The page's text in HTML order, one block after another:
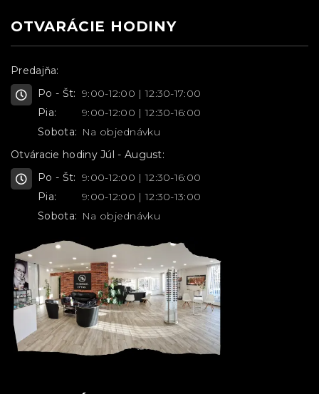
OTVARÁCIE HODINY
Predajňa:
Po - Št: 9:00-12:00 | 12:30-17:00
Pia:
9:00-12:00 | 12:30-16:00
Sobota: Na objednávku
Otváracie hodiny Júl - August:
Po - Št: 9:00-12:00 | 12:30-16:00
Pia:
9:00-12:00 | 12:30-13:00
Sobota: Na objednávku